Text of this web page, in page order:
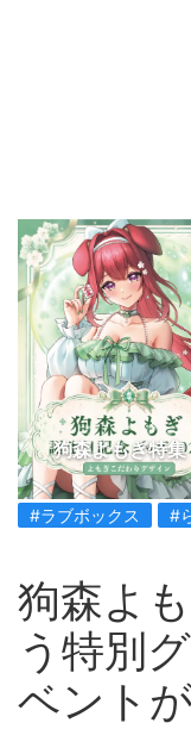
狗森よもぎ特集
#ラブボックス #
狗森よ
う特別
ベント